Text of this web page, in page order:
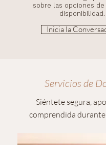
sobre las opciones de
disponibilidad.
Inicia la
Servicios de
Siéntete segura,
comprendida